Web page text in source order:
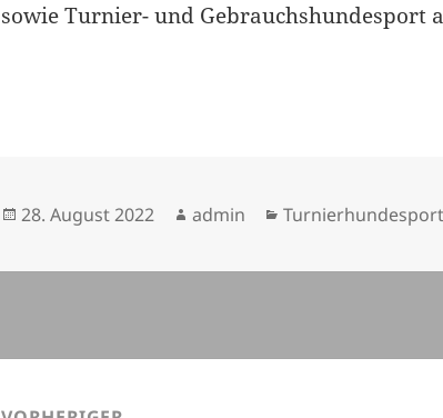
sowie Turnier- und Gebrauchshundesport
Veröffentlicht
28. August 2022 Autor
admin Kategorien
Turnierhundesport